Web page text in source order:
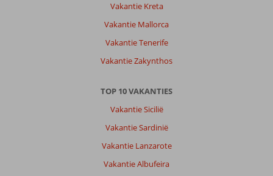
Vakantie Kreta
Vakantie Mallorca
Vakantie Tenerife
Vakantie Zakynthos
TOP 10 VAKANTIES
Vakantie Sicilië
Vakantie Sardinië
Vakantie Lanzarote
Vakantie Albufeira